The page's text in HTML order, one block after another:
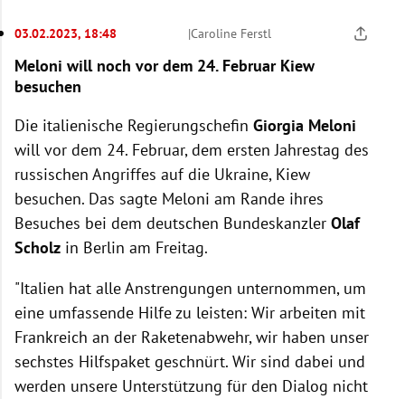
03.02.2023, 18:48 |Caroline Ferstl
Meloni will noch vor dem 24. Februar Kiew
besuchen
Die italienische Regierungschefin Giorgia Meloni
will vor dem 24. Februar, dem ersten Jahrestag des
russischen Angriffes auf die Ukraine, Kiew
besuchen. Das sagte Meloni am Rande ihres
Besuches bei dem deutschen Bundeskanzler Olaf
Scholz in Berlin am Freitag.
"Italien hat alle Anstrengungen unternommen, um
eine umfassende Hilfe zu leisten: Wir arbeiten mit
Frankreich an der Raketenabwehr, wir haben unser
sechstes Hilfspaket geschnürt. Wir sind dabei und
werden unsere Unterstützung für den Dialog nicht